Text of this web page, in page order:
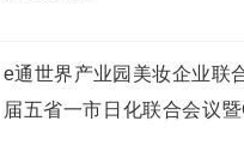
e通世界产业园美妆企业联
届五省一市日化联合会议